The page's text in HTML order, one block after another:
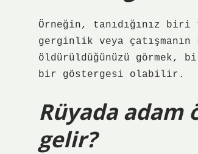
Örneğin, tanıdığınız
gerginlik veya
öldürüldüğünüzü görmek,
bir göstergesi olabilir.
Rüyada
gelir?